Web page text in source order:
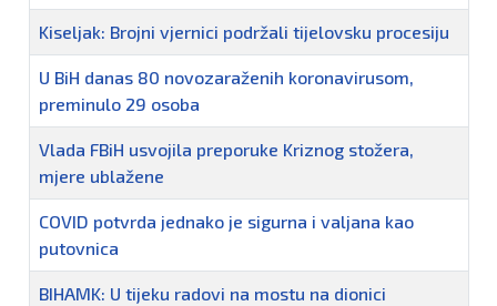
Kiseljak: Brojni vjernici podržali tijelovsku procesiju
U BiH danas 80 novozaraženih koronavirusom,
preminulo 29 osoba
Vlada FBiH usvojila preporuke Kriznog stožera,
mjere ublažene
COVID potvrda jednako je sigurna i valjana kao
putovnica
BIHAMK: U tijeku radovi na mostu na dionici